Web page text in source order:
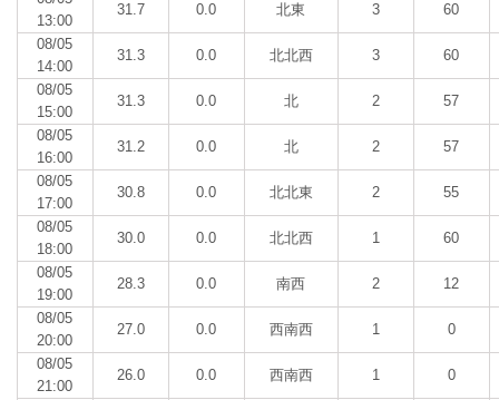
13:00
31.7 0.0 北東 3 60
08/05
14:00
31.3 0.0 北北西 3 60
08/05
15:00
31.3 0.0 北 2 57
08/05
16:00
31.2 0.0 北 2 57
08/05
17:00
30.8 0.0 北北東 2 55
08/05
18:00
30.0 0.0 北北西 1 60
08/05
19:00
28.3 0.0 南西 2 12
08/05
20:00
27.0 0.0 西南西 1 0
08/05
21:00
26.0 0.0 西南西 1 0